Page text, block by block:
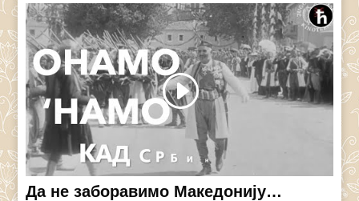
Да не заборавимо Македонију…